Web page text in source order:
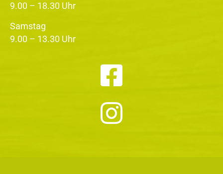
9.00 – 18.30 Uhr
Samstag
9.00 – 13.30 Uhr